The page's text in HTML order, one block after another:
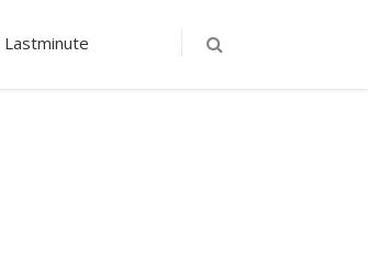
Lastminute